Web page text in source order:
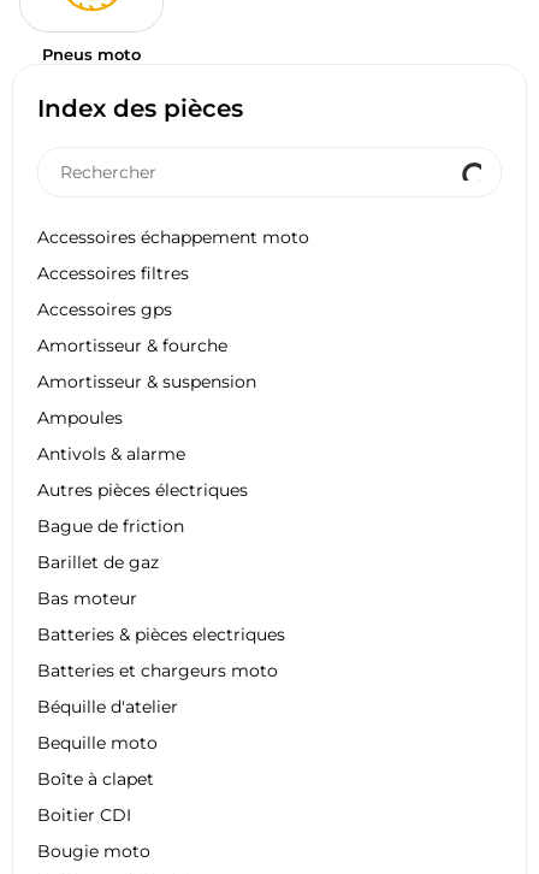
Index des pièces
Accessoires échappement moto
Accessoires filtres
Accessoires gps
Amortisseur & fourche
Amortisseur & suspension
Ampoules
Antivols & alarme
Autres pièces électriques
Bague de friction
Barillet de gaz
Bas moteur
Batteries & pièces electriques
Batteries et chargeurs moto
Béquille d'atelier
Bequille moto
Boîte à clapet
Boitier CDI
Bougie moto
Pneus moto